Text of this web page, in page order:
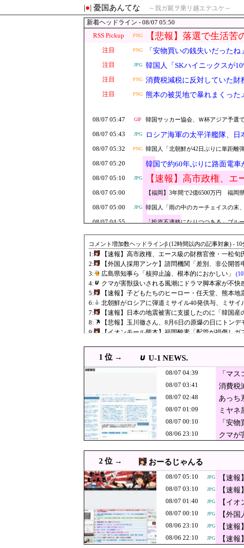
|●| 憂国あんてな ～我ガ屍ヲ乗リ越エテユケ～
新着ヘッドライン - 08/07 05:50
RSS Pickup
PNG 【悲報】落選で生活
注目 PNG
「安物買いの銭失いだった
だ？
注目 JPG 韓国人「SKハイニックスが
注目 PNG 消費税減税に反対していた
注目 PNG 熊本の被災地で暴れまくっ
08/07 05:47 GIF 韓国サッカー協会、Ｗ杯アジア予
08/07 05:43 JPG ロシア海軍の太平洋艦隊、
08/07 05:32 PNG 韓国人「北朝鮮が42日ぶりに単距離
08/07 05:20 韓国で約60年ぶりに路面電
08/07 05:10 JPG
【速報】高市政権、
りではないことが判明
08/07 05:00 【福岡】3年間で2億6500万円 福岡
08/07 05:00 JPG 韓国人「雨の中のカーチェイスの末
08/07 04:55 「投資不適格になりつつある」ブル
08/07 04:39
「マスコミの立ち位置
とトランプを同列視さ
08/07 04:19 JPG 日本の商船が中国に臨検され
08/07 04:00 JPG 韓国人「ソクリ投票問題の年に、選
08/07 03:55 三重県警察 鈴鹿サーキットでパレ
08/07 03:41
消費税減税をなんとし
るよな屁理屈を……
08/07 03:11 PNG 【必見動画】熊本総合病院 地震発生
08/07 03:10 JPG 【速報】日本の地震被
08/07 03:00 韓国人「イ・ジュンソク、地方選
08/07 02:55 JPG スペースXのロケット残骸、
千葉県袖ケ浦市「おむつ交換で噛
08/07 02:48 あっち系御用達で有名
08/07 02:45 PNG 【辺野古事故】日教組委員長「杜撰
08/07 02:40 PNG 高市首相、2年限定の消費減税「確
08/07 02:07 PNG 【ニュース】日本製メモリ
08/07 02:00 韓国人「江南の産後ケア施設、特室
08/07 01:55 JPG 欧州旅行者のアジア旅行先ランキン
08/07 01:40 JPG
【イオンモール熊本】
づき、経産省に報告
大進連所属の学生8人、在
08/07 01:09 ミヤネ屋に出演した
08/07 01:02 【THE 軍国主義】中露軍艦4隻が“日
08/07 01:00 イオンモール熊本爆発事故 LPガス
1 位 → U-1 NEWS.
08/07 04:39
「マ
ンプを
08/07 03:41
消費税
屁理
08/07 02:48 あっち
08/07 01:09 ミヤ
08/07 00:10
「安
いうと
08/06 23:10
クマが
2 位 → おーるじゃんる
08/07 05:10 JPG
【速
ない
08/07 03:10 JPG 【速
08/07 01:40 JPG
【イ
経産省
08/07 00:10 JPG 【外
08/06 23:10 JPG 【速
08/06 22:10 JPG
【速